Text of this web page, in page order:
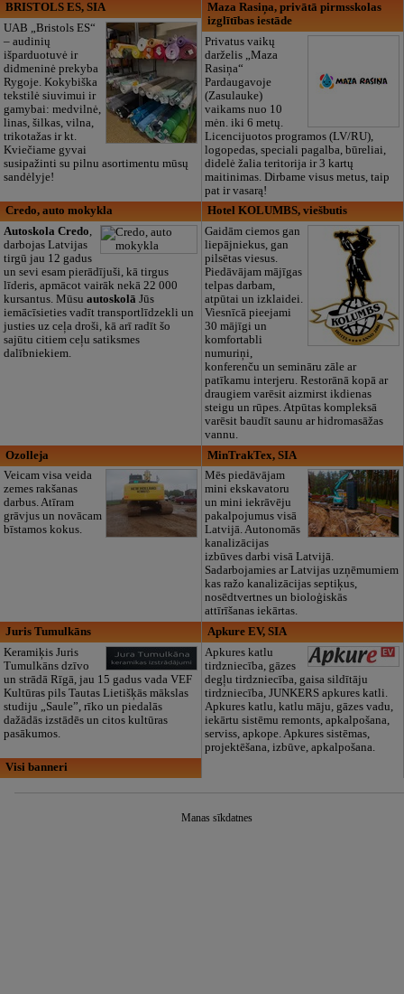
BRISTOLS ES, SIA
UAB „Bristols ES“
– audinių
išparduotuvė ir
didmeninė prekyba
Rygoje. Kokybiška
tekstilė siuvimui ir
gamybai: medvilnė,
linas, šilkas, vilna,
trikotažas ir kt.
Kviečiame gyvai
susipažinti su pilnu asortimentu mūsų
sandėlyje!
Maza Rasiņa, privātā pirmsskolas
izglītības iestāde
Privatus vaikų
darželis „Maza
Rasiņa“
Pardaugavoje
(Zasulauke)
vaikams nuo 10
mėn. iki 6 metų.
Licencijuotos programos (LV/RU),
logopedas, speciali pagalba, būreliai,
didelė žalia teritorija ir 3 kartų
maitinimas. Dirbame visus metus, taip
pat ir vasarą!
Credo, auto mokykla
Autoskola Credo,
darbojas Latvijas
tirgū jau 12 gadus
un sevi esam pierādījuši, kā tirgus
līderis, apmācot vairāk nekā 22 000
kursantus. Mūsu autoskolā Jūs
iemācīsieties vadīt transportlīdzekli un
justies uz ceļa droši, kā arī radīt šo
sajūtu citiem ceļu satiksmes
dalībniekiem.
Hotel KOLUMBS, viešbutis
Gaidām ciemos gan
liepājniekus, gan
pilsētas viesus.
Piedāvājam mājīgas
telpas darbam,
atpūtai un izklaidei.
Viesnīcā pieejami
30 mājīgi un
komfortabli
numuriņi,
konferenču un semināru zāle ar
patīkamu interjeru. Restorānā kopā ar
draugiem varēsit aizmirst ikdienas
steigu un rūpes. Atpūtas kompleksā
varēsit baudīt saunu ar hidromasāžas
vannu.
Ozolleja
Veicam visa veida
zemes rakšanas
darbus. Atīram
grāvjus un novācam
bīstamos kokus.
MinTrakTex, SIA
Mēs piedāvājam
mini ekskavatoru
un mini iekrāvēju
pakalpojumus visā
Latvijā. Autonomās
kanalizācijas
izbūves darbi visā Latvijā.
Sadarbojamies ar Latvijas uzņēmumiem
kas ražo kanalizācijas septiķus,
nosēdtvertnes un bioloģiskās
attīrīšanas iekārtas.
Juris Tumulkāns
Keramiķis Juris
Tumulkāns dzīvo
un strādā Rīgā, jau 15 gadus vada VEF
Kultūras pils Tautas Lietišķās mākslas
studiju „Saule”, rīko un piedalās
dažādās izstādēs un citos kultūras
pasākumos.
Apkure EV, SIA
Apkures katlu
tirdzniecība, gāzes
degļu tirdzniecība, gaisa sildītāju
tirdzniecība, JUNKERS apkures katli.
Apkures katlu, katlu māju, gāzes vadu,
iekārtu sistēmu remonts, apkalpošana,
serviss, apkope. Apkures sistēmas,
projektēšana, izbūve, apkalpošana.
Visi banneri
Manas sīkdatnes